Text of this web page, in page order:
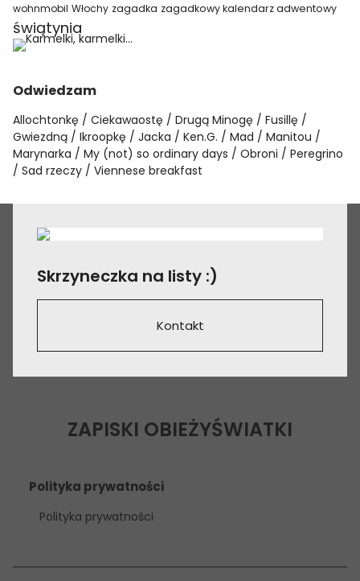
wohnmobil Włochy zagadka zagadkowy kalendarz adwentowy
świątynia
Odwiedzam
Allochtonkę Ciekawaostę Drugą Minogę
Fusillę
Gwiezdną
Ikroopkę Jacka Ken.G. Mad
Manitou
Marynarka
My (not) so ordinary days Obroni
Peregrino
Sad rzeczy
Viennese breakfast
Skrzyneczka na listy :)
Kontakt
ZAPISKI OBIEŻYŚWIATKI
Polityka prywatności
Polityka prywatności